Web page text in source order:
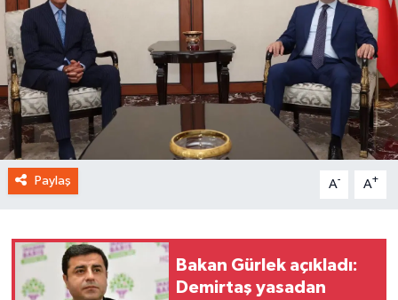
Paylaş A- A+
Bakan Gürlek açıkladı:
Demirtaş yasadan